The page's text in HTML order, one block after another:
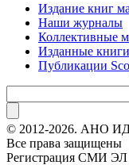
Издание книг
Наши журналы
Коллективные
Изданные книги
Публикации
© 2012-2026. АНО ИД
Все права защищены
Регистрация СМИ